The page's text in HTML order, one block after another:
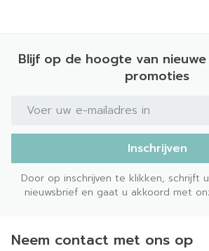
Blijf op de hoogte van
promoties
E-mail adres
Inschrijven
Door op inschrijven te klikken, schrijft
nieuwsbrief en gaat u akkoord met
Neem contact met ons op